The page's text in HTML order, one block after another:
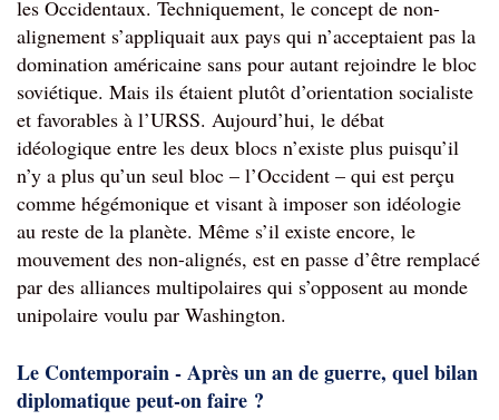
les Occidentaux. Techniquement, le concept de non-
alignement s’appliquait aux pays qui n’acceptaient pas la
domination américaine sans pour autant rejoindre le bloc
soviétique. Mais ils étaient plutôt d’orientation socialiste
et favorables à l’URSS. Aujourd’hui, le débat
idéologique entre les deux blocs n’existe plus puisqu’il
n’y a plus qu’un seul bloc – l’Occident – qui est perçu
comme hégémonique et visant à imposer son idéologie
au reste de la planète. Même s’il existe encore, le
mouvement des non-alignés, est en passe d’être remplacé
par des alliances multipolaires qui s’opposent au monde
unipolaire voulu par Washington.
Le Contemporain - Après un an de guerre, quel bilan
diplomatique peut-on faire ?